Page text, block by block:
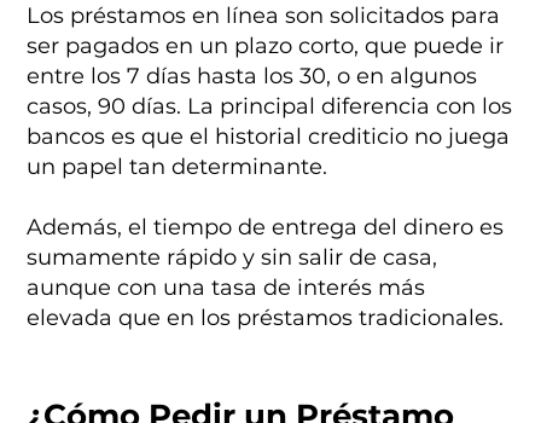
Los préstamos en línea son solicitados para
ser pagados en un plazo corto, que puede ir
entre los 7 días hasta los 30, o en algunos
casos, 90 días. La principal diferencia con los
bancos es que el historial crediticio no juega
un papel tan determinante.
Además, el tiempo de entrega del dinero es
sumamente rápido y sin salir de casa,
aunque con una tasa de interés más
elevada que en los préstamos tradicionales.